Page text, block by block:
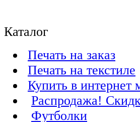
Каталог
Печать на заказ
Печать на текстиле
Купить в интернет
Распродажа!
Футболки